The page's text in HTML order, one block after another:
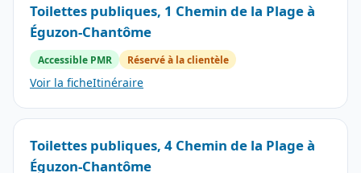
Toilettes publiques, 1 Chemin de la Plage à
Éguzon-Chantôme
Accessible PMR Réservé à la clientèle
Voir la ficheItinéraire
Toilettes publiques, 4 Chemin de la Plage à
Éguzon-Chantôme